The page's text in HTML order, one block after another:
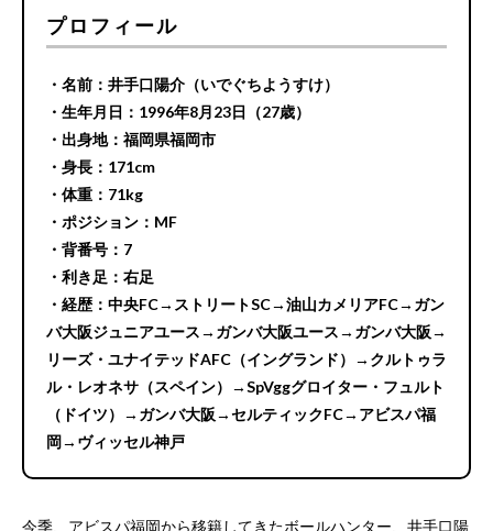
プロフィール
・名前：井手口陽介（いでぐちようすけ）
・生年月日：1996年8月23日（27歳）
・出身地：福岡県福岡市
・身長：171cm
・体重：71kg
・ポジション：MF
・背番号：7
・利き足：右足
・経歴：中央FC→ストリートSC→油山カメリアFC→ガン
バ大阪ジュニアユース→ガンバ大阪ユース→ガンバ大阪→
リーズ・ユナイテッドAFC（イングランド）→クルトゥラ
ル・レオネサ（スペイン）→SpVggグロイター・フュルト
（ドイツ）→ガンバ大阪→セルティックFC→アビスパ福
岡→ヴィッセル神戸
今季、アビスパ福岡から移籍してきたボールハンター、井手口陽